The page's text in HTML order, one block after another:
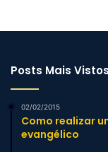
Posts Mais Vistos
02/02/2015
Como realizar
evangélico